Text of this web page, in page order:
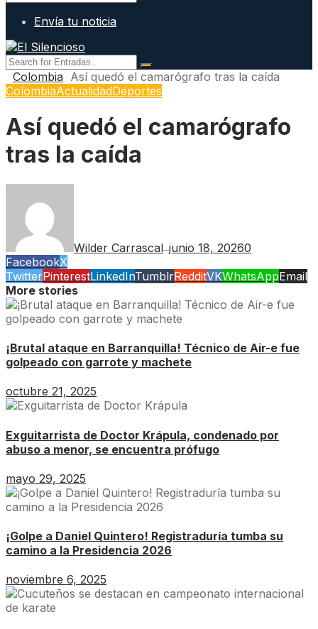
Envía tu noticia
Colombia Así quedó el camarógrafo tras la caída
ColombiaActualidadDeportes
Así quedó el camarógrafo
tras la caída
Wilder Carrascal—junio 18, 20260
FacebookX
TwitterPinterestLinkedInTumblrRedditVKWhatsAppEmail
More stories
¡Brutal ataque en Barranquilla! Técnico de Air-e fue
golpeado con garrote y machete
octubre 21, 2025
Exguitarrista de Doctor Krápula, condenado por
abuso a menor, se encuentra prófugo
mayo 29, 2025
¡Golpe a Daniel Quintero! Registraduría tumba su
camino a la Presidencia 2026
noviembre 6, 2025